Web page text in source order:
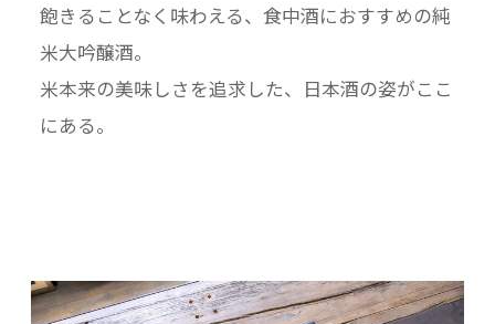
飽きることなく味わえる、食中酒におすすめの純
米大吟醸酒。
米本来の美味しさを追求した、日本酒の姿がここ
にある。